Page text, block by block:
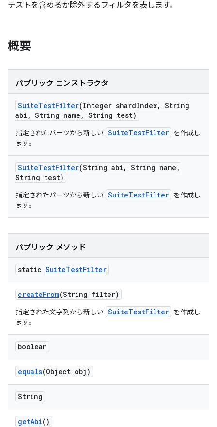
テストを含めるか除外するフィルタを表します。
概要
パブリック コンストラクタ
SuiteTestFilter(Integer shardIndex, String
abi , String name , String test)
指定されたパーツから新しい SuiteTestFilter を作成し
ます。
SuiteTestFilter(String abi , String name ,
String test)
指定されたパーツから新しい SuiteTestFilter を作成し
ます。
パブリック メソッド
static SuiteTestFilter
createFrom(String filter)
指定された文字列から新しい SuiteTestFilter を作成し
ます。
boolean
equals(Object obj)
String
getAbi()